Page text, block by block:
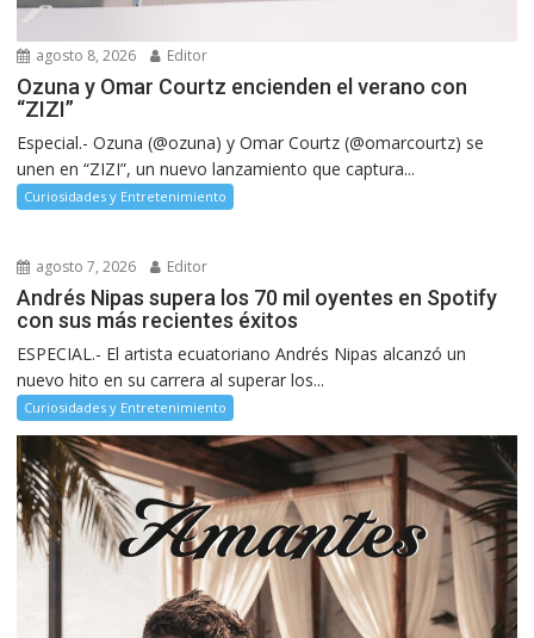
agosto 8, 2026 Editor
Ozuna y Omar Courtz encienden el verano con
“ZIZI”
Especial.- Ozuna (@ozuna) y Omar Courtz (@omarcourtz) se
unen en “ZIZI”, un nuevo lanzamiento que captura...
Curiosidades y Entretenimiento
agosto 7, 2026 Editor
Andrés Nipas supera los 70 mil oyentes en Spotify
con sus más recientes éxitos
ESPECIAL.- El artista ecuatoriano Andrés Nipas alcanzó un
nuevo hito en su carrera al superar los...
Curiosidades y Entretenimiento